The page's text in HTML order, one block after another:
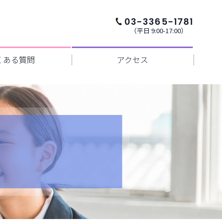
03-3365-1781
（平日 9:00-17:00）
ある質問 アクセス